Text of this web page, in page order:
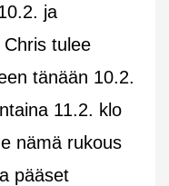
ja
tulee
tänään 10.2.
11.2. klo
nämä rukous
pääset